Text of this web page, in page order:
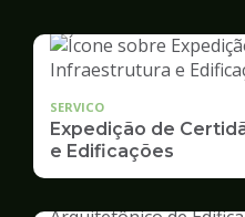
SERVICO
Expedição de
e Edificações